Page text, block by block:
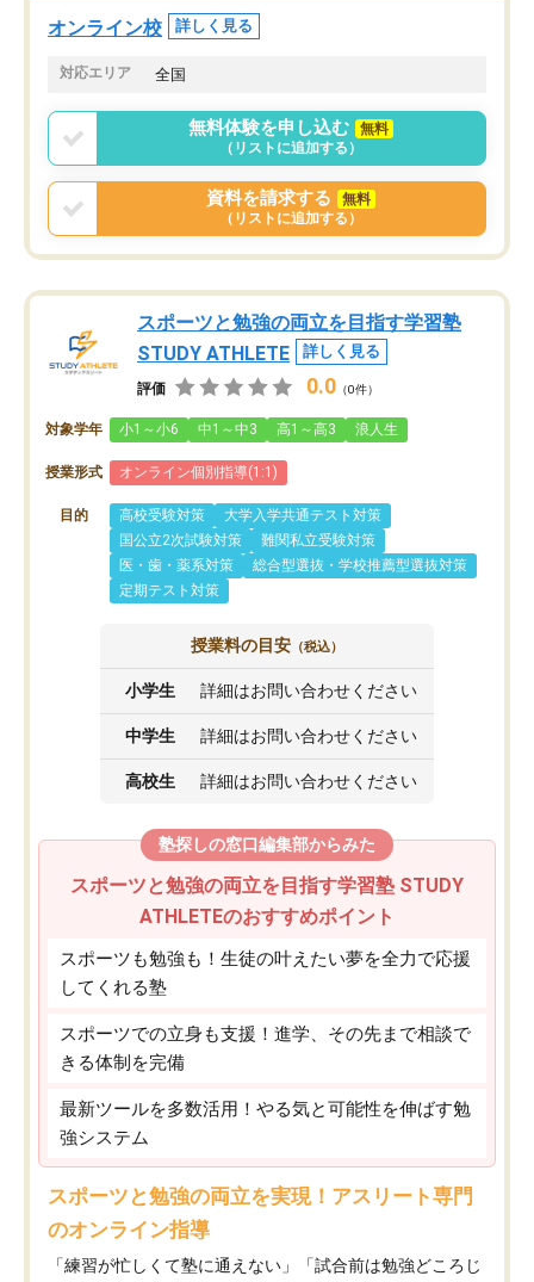
オンライン校 詳しく見る
対応エリア 全国
無料体験を申し込む
無料
（リストに追加する）
資料を請求する
無料
（リストに追加する）
スポーツと勉強の両立を目指す学習塾
STUDY ATHLETE
詳しく見る
評価 0.0 （0件）
対象学年 小1～小6 中1～中3 高1～高3 浪人生
授業形式 オンライン個別指導(1:1)
目的 高校受験対策
大学入学共通テスト対策
国公立2次試験対策
難関私立受験対策
医・歯・薬系対策
総合型選抜・学校推薦型選抜対策
定期テスト対策
授業料の目安 （税込）
小学生 詳細はお問い合わせください
中学生 詳細はお問い合わせください
高校生 詳細はお問い合わせください
塾探しの窓口編集部からみた
スポーツと勉強の両立を目指す学習塾 STUDY
ATHLETEのおすすめポイント
スポーツも勉強も！生徒の叶えたい夢を全力で応援
してくれる塾
スポーツでの立身も支援！進学、その先まで相談で
きる体制を完備
最新ツールを多数活用！やる気と可能性を伸ばす勉
強システム
スポーツと勉強の両立を実現！アスリート専門
のオンライン指導
「練習が忙しくて塾に通えない」「試合前は勉強どころじ